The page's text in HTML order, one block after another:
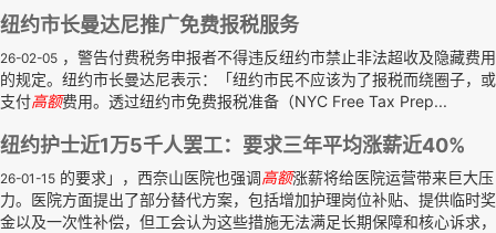
纽约市长曼达尼推广免费报税服务
26-02-05 ，警告付费税务申报者不得违反纽约市禁止非法超收及隐藏费用
的规定。纽约市长曼达尼表示：「纽约市民不应该为了报税而绕圈子，或
支付高额费用。透过纽约市免费报税准备（NYC Free Tax Prep...
纽约护士近1万5千人罢工：要求三年平均涨薪近40%
26-01-15 的要求」，西奈山医院也强调高额涨薪将给医院运营带来巨大压
力。医院方面提出了部分替代方案，包括增加护理岗位补贴、提供临时奖
金以及一次性补偿，但工会认为这些措施无法满足长期保障和核心诉求，